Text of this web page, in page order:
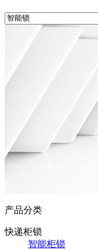
产品分类
快递柜锁
智能柜锁